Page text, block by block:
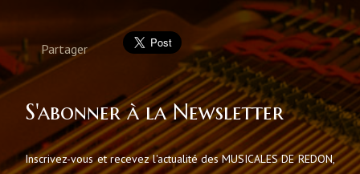
Partager
S'abonner à la Newsletter
Inscrivez-vous et recevez l'actualité des MUSICALES DE REDON,